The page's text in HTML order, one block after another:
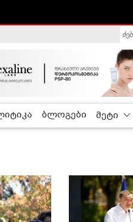
ბლოგები მეტი